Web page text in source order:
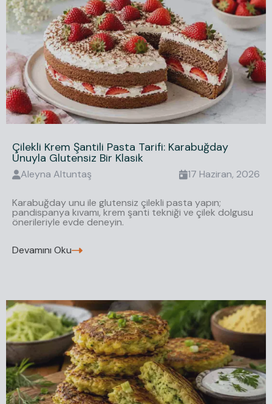
Çilekli Krem Şantili Pasta Tarifi: Karabuğday
Unuyla Glutensiz Bir Klasik
Aleyna Altuntaş 17 Haziran, 2026
Karabuğday unu ile glutensiz çilekli pasta yapın;
pandispanya kıvamı, krem şanti tekniği ve çilek dolgusu
önerileriyle evde deneyin.
Devamını Oku